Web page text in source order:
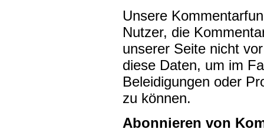
Unsere
Nutzer, die
unserer Seite nicht
diese Daten, um im
Beleidigungen oder
zu können.
Abonnieren von